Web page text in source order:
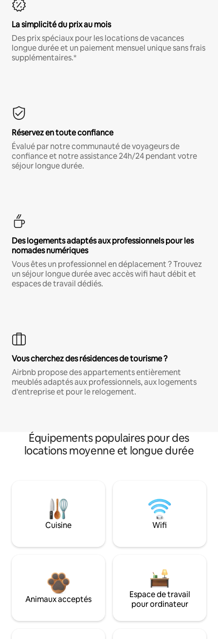
La simplicité du prix au mois
Des prix spéciaux pour les locations de vacances
longue durée et un paiement mensuel unique sans frais
supplémentaires.*
Réservez en toute confiance
Évalué par notre communauté de voyageurs de
confiance et notre assistance 24h/24 pendant votre
séjour longue durée.
Des logements adaptés aux professionnels pour les
nomades numériques
Vous êtes un professionnel en déplacement ? Trouvez
un séjour longue durée avec accès wifi haut débit et
espaces de travail dédiés.
Vous cherchez des résidences de tourisme ?
Airbnb propose des appartements entièrement
meublés adaptés aux professionnels, aux logements
d'entreprise et pour le relogement.
Équipements populaires pour des
locations moyenne et longue durée
Cuisine Wifi
Animaux acceptés
Espace de travail
pour ordinateur